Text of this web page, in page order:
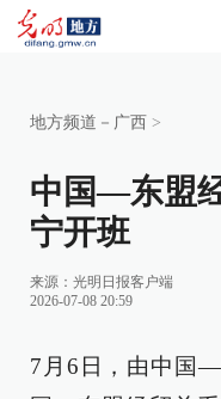
地方频道－广西 >
中国—东盟
宁开班
来源： 光明日报客户端
2026-07-08 20:59
7月6日，由中国